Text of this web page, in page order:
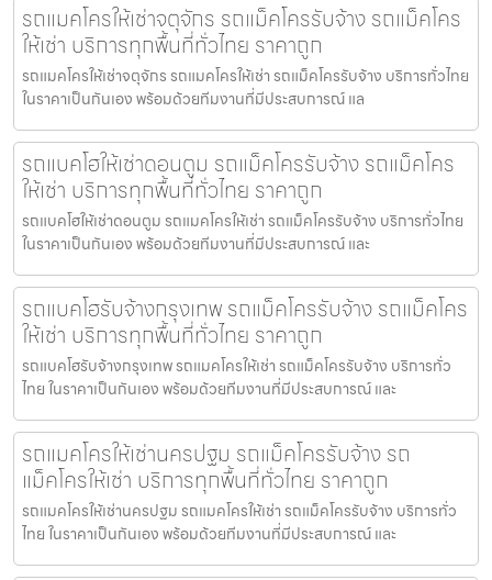
รถแมคโครให้เช่าจตุจักร รถแม็คโครรับจ้าง รถแม็คโคร
ให้เช่า บริการทุกพื้นที่ทั่วไทย ราคาถูก
รถแมคโครให้เช่าจตุจักร รถแมคโครให้เช่า รถแม็คโครรับจ้าง บริการทั่วไทย
ในราคาเป็นกันเอง พร้อมด้วยทีมงานที่มีประสบการณ์ แล
รถแบคโฮให้เช่าดอนตูม รถแม็คโครรับจ้าง รถแม็คโคร
ให้เช่า บริการทุกพื้นที่ทั่วไทย ราคาถูก
รถแบคโฮให้เช่าดอนตูม รถแมคโครให้เช่า รถแม็คโครรับจ้าง บริการทั่วไทย
ในราคาเป็นกันเอง พร้อมด้วยทีมงานที่มีประสบการณ์ และ
รถแบคโฮรับจ้างกรุงเทพ รถแม็คโครรับจ้าง รถแม็คโคร
ให้เช่า บริการทุกพื้นที่ทั่วไทย ราคาถูก
รถแบคโฮรับจ้างกรุงเทพ รถแมคโครให้เช่า รถแม็คโครรับจ้าง บริการทั่ว
ไทย ในราคาเป็นกันเอง พร้อมด้วยทีมงานที่มีประสบการณ์ และ
รถแมคโครให้เช่านครปฐม รถแม็คโครรับจ้าง รถ
แม็คโครให้เช่า บริการทุกพื้นที่ทั่วไทย ราคาถูก
รถแมคโครให้เช่านครปฐม รถแมคโครให้เช่า รถแม็คโครรับจ้าง บริการทั่ว
ไทย ในราคาเป็นกันเอง พร้อมด้วยทีมงานที่มีประสบการณ์ และ